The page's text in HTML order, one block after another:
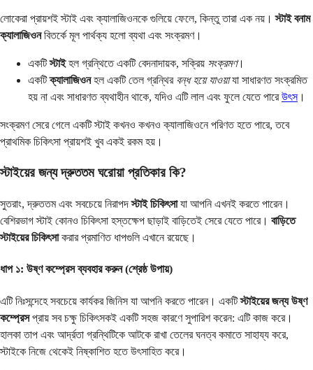
লোকেরা প্রায়শই স্টাই এবং ক্যালাজিওনকে গুলিয়ে ফেলে, কিন্তু তারা এক নয়।স্টাই বনাম
ক্যালাজিওনবিতর্কে মূল পার্থক্য হলো ব্যথা এবং সংক্রমণ।
একটিস্টাইহল গ্রন্থিতে একটি বেদনাদায়ক, সক্রিয় সংক্রমণ।
একটিক্যালাজিওনহল একটি তেল গ্রন্থির বন্ধ হয়ে যাওয়াযা সাধারণত সংক্রমিত
হয় না এবং সাধারণত ব্যথাহীন থাকে, যদিও এটি লাল এবং ফুলে যেতে পারেউৎস।
সংক্রমণ সেরে গেলে একটি স্টাই কখনও কখনও ক্যালাজিওনে পরিণত হতে পারে, তবে
প্রাথমিক চিকিৎসা প্রায়শই খুব একই রকম হয়।
স্টাইয়ের জন্য দ্রুততম ঘরোয়া প্রতিকার কি?
সুতরাং, দ্রুততম এবং সবচেয়ে নিরাপদস্টাই চিকিৎসাযা আপনি এখনই করতে পারেন।
বেশিরভাগ স্টাই কোনও চিকিৎসা হস্তক্ষেপ ছাড়াই বাড়িতেই সেরে যেতে পারে। বাড়িতে
স্টাইয়ের চিকিৎসাকরার প্রমাণিত ধাপগুলি এখানে রয়েছে।
ধাপ ১: উষ্ণ কম্প্রেস ব্যবহার করুন (শ্রেষ্ঠ উপায়)
এটি নিঃসন্দেহে সবচেয়ে কার্যকর জিনিস যা আপনি করতে পারেন। একটিস্টাইয়ের জন্য উষ্ণ
কম্প্রেসপ্রায় সব চক্ষু চিকিৎসকই একটি সহজ কারণে সুপারিশ করেন: এটি কাজ করে।
হালকা তাপ এবং আর্দ্রতা গ্রন্থিটিকে আটকে রাখা তেলের ঘনত্ব কমাতে সাহায্য করে,
স্টাইকে নিজে থেকেই নিষ্কাশিত হতে উৎসাহিত করে।